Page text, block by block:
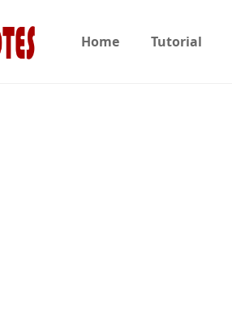
Home Tutorial